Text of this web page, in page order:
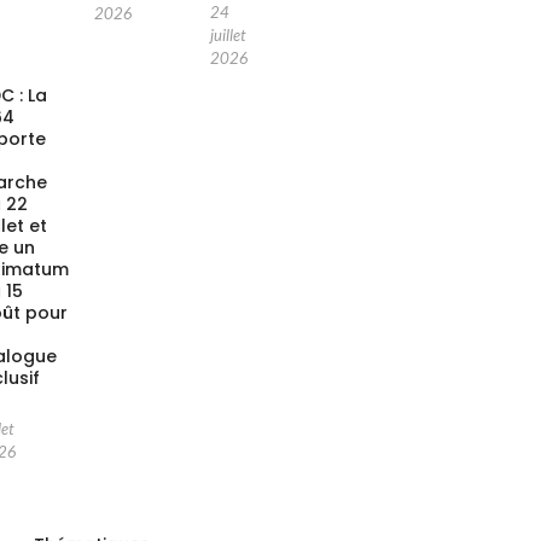
2026
24
juillet
2026
: La
22
et
un
pour